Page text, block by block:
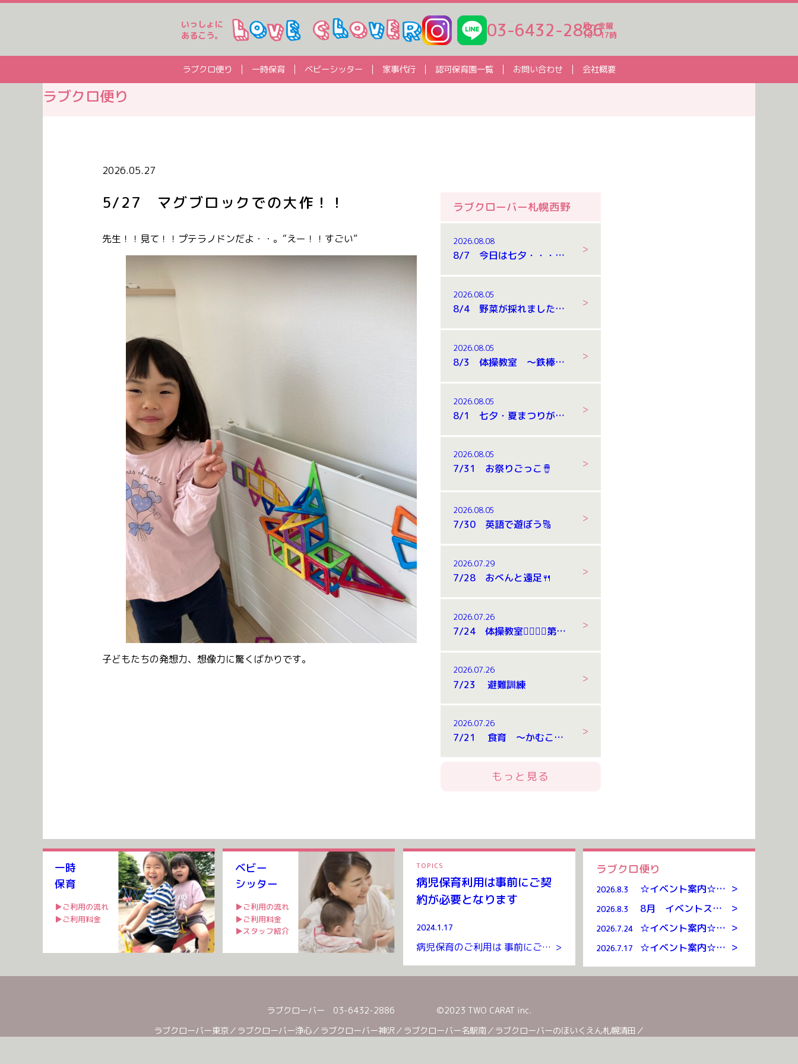
いっしょに
あるこう。
03-6432-2886
月～金曜
10～17時
ラブクロ便り 一時保育 ベビーシッター 家事代行 認可保育園一覧 お問い合わせ 会社概要
ラブクロ便り
2026.05.27
5/27 マグブロックでの大作！！
先生！！見て！！プテラノドンだよ・・。“えー！！すごい”
子どもたちの発想力、想像力に驚くばかりです。
ラブクローバー札幌西野
2026.08.08
8/7 今日は七夕・・・午前中はすいか割りもしました。
2026.08.05
8/4 野菜が採れました！！🥒
2026.08.05
8/3 体操教室 ～鉄棒編～
2026.08.05
8/1 七夕・夏まつりが開催されました。
2026.08.05
7/31 お祭りごっこ🪘
2026.08.05
7/30 英語で遊ぼう🔠
2026.07.29
7/28 おべんと遠足🍴
2026.07.26
7/24 体操教室🤸‍♂️🤸‍♂️第２弾
2026.07.26
7/23 避難訓練
2026.07.26
7/21 食育 ～かむこと～
もっと見る
一時
保育
▶ご利用の流れ
▶ご利用料金
ベビー
シッター
▶ご利用の流れ
▶ご利用料金
▶スタッフ紹介
TOPICS
病児保育利用は事前にご契
約が必要となります
2024.1.17
病児保育のご利用は 事前にご契約が必要となります。 ・ 目黒区八雲のお預かりルームまでお越しいただき ご契約を交わさせていただいたのち ご利用が可能となります。 ご契約には 入会金、年会費 […] >
ラブクロ便り
2026.8.3 ☆イベント案内☆クッキング・リトミック >
2026.8.3 8月 イベントスケジュール >
2026.7.24 ☆イベント案内☆お泊まり保育 >
2026.7.17 ☆イベント案内☆クッキング・リトミック >
ラブクローバー 03-6432-2886
©2023 TWO CARAT inc.
ラブクローバー東京／ ラブクローバー浄心／ ラブクローバー神沢／ ラブクローバー名駅南／ ラブクローバーのほいくえん札幌清田 ／